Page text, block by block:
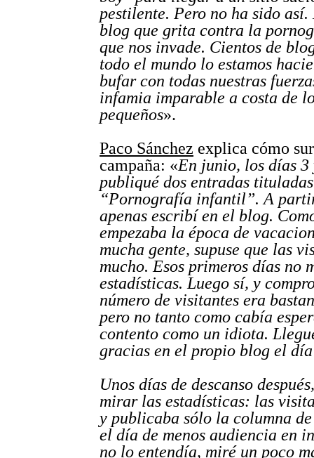
pestilente. Pero no ha sido así.
blog que grita contra la
que nos invade. Cientos de
todo el mundo lo estamos
bufar con todas nuestras
infamia imparable a costa de
pequeños».
Paco Sánchez explica cómo
campaña: «En junio, los días 3
publiqué dos entradas tituladas
“Pornografía infantil”. A
apenas escribí en el blog.
empezaba la época de
mucha gente, supuse que las
mucho. Esos primeros días no
estadísticas. Luego sí, y
número de visitantes era
pero no tanto como cabía
contento como un idiota.
gracias en el propio blog el
Unos días de descanso
mirar las estadísticas: las
y publicaba sólo la columna de
el día de menos audiencia en
no lo entendía, miré un poco